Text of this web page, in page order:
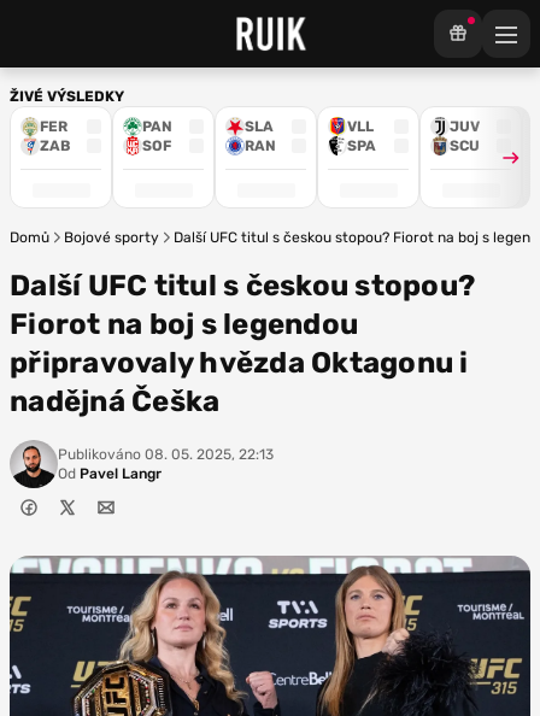
ŽIVÉ VÝSLEDKY
FER
ZAB
PAN
SOF
SLA
RAN
VLL
SPA
JUV
SCU
Domů Bojové sporty Další UFC titul s českou stopou? Fiorot na boj s
Další UFC titul s českou stopou?
Fiorot na boj s legendou
připravovaly hvězda Oktagonu i
nadějná Češka
Publikováno 08. 05. 2025, 22:13
Od Pavel Langr